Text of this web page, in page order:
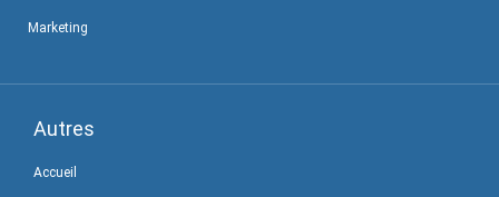
Marketing
Autres
Accueil